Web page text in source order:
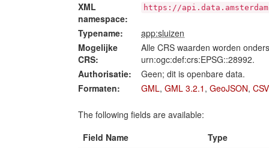
XML
namespace:
https://
Typename:
app:sluizen
Mogelijke
CRS:
Alle CRS waarden worden
urn:ogc:def:crs:EPSG::28992.
Authorisatie:
Geen; dit is openbare data.
Formaten:
GML, GML 3.2.1 , GeoJSON, CSV
The following fields are available:
Field Name
Type